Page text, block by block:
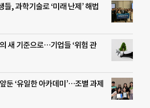
들, 과학기술로 ‘미래 난제’ 해법
새 기준으로…기업들 ‘위험 관
둔 ‘유일한 아카데미’…조별 과제